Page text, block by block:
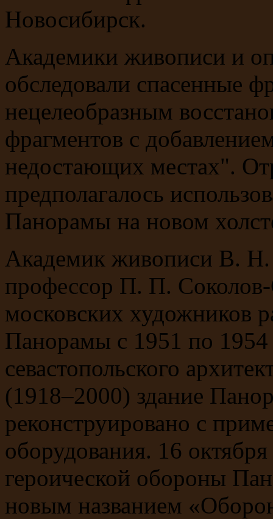
Новосибирск.
Академики живописи и
обследовали спасенные
нецелеобразным
фрагментов с
недостающих местах".
предполагалось
Панорамы на новом
Академик живописи В. Н.
профессор П. П.
московских художников
Панорамы с 1951 по 1954
севастопольского
(1918–2000) здание
реконструировано с
оборудования. 16
героической обороны
новым названием